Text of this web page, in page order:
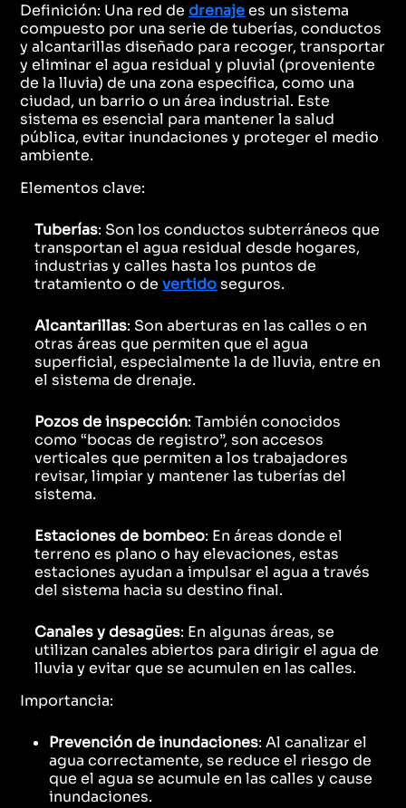
Definición: Una red dedrenajees un sistema
compuesto por una serie de tuberías, conductos
y alcantarillas diseñado para recoger, transportar
y eliminar el agua residual y pluvial (proveniente
de la lluvia) de una zona específica, como una
ciudad, un barrio o un área industrial. Este
sistema es esencial para mantener la salud
pública, evitar inundaciones y proteger el medio
ambiente.
Elementos clave:
Tuberías: Son los conductos subterráneos que
transportan el agua residual desde hogares,
industrias y calles hasta los puntos de
tratamiento o devertidoseguros.
Alcantarillas: Son aberturas en las calles o en
otras áreas que permiten que el agua
superficial, especialmente la de lluvia, entre en
el sistema de drenaje.
Pozos de inspección: También conocidos
como “bocas de registro”, son accesos
verticales que permiten a los trabajadores
revisar, limpiar y mantener las tuberías del
sistema.
Estaciones de bombeo: En áreas donde el
terreno es plano o hay elevaciones, estas
estaciones ayudan a impulsar el agua a través
del sistema hacia su destino final.
Canales y desagües: En algunas áreas, se
utilizan canales abiertos para dirigir el agua de
lluvia y evitar que se acumulen en las calles.
Importancia:
Prevención de inundaciones: Al canalizar el
agua correctamente, se reduce el riesgo de
que el agua se acumule en las calles y cause
inundaciones.